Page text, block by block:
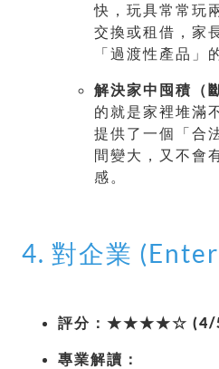
快，玩具常常玩
交換或租借，家
「過渡性產品」
解決家中囤積（
的就是家裡堆滿
提供了一個「合
間變大，又不會
感。
4. 對企業
評分：★★★★☆ (4/
專業解讀：